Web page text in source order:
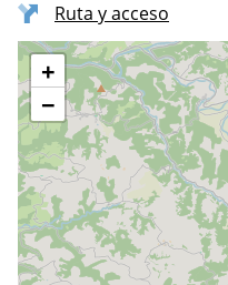
Ruta y acceso
+
−